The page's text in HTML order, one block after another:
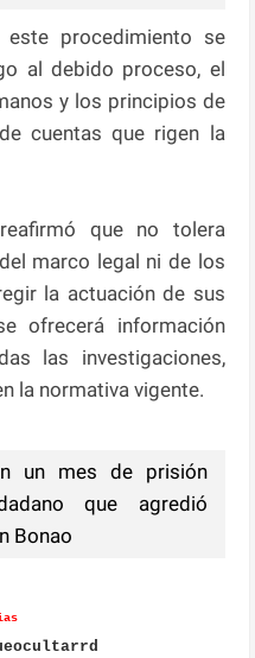
procedimiento se
al debido proceso, el
y los principios de
cuentas que rigen la
reafirmó que no tolera
marco legal ni de los
la actuación de sus
ofrecerá información
las investigaciones,
la normativa vigente.
un mes de prisión
que agredió
Bonao